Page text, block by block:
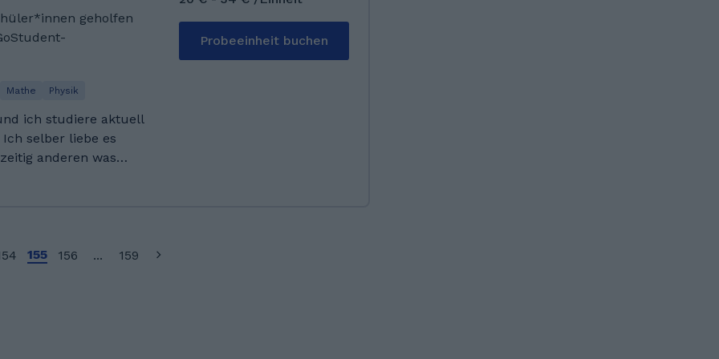
mein Studium
und
Hierbei habe ich
geholfen
Mathe Physik
ich studiere aktuell
selber liebe es
anderen was
bin ich viel
Schweinfurt. Davor
Probeeinheit buchen
155 156 ... 159